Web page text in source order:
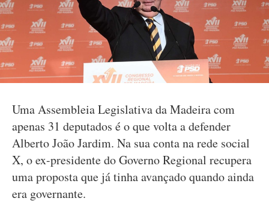
Uma Assembleia Legislativa da Madeira com
apenas 31 deputados é o que volta a defender
Alberto João Jardim. Na sua conta na rede social
X, o ex-presidente do Governo Regional recupera
uma proposta que já tinha avançado quando ainda
era governante.